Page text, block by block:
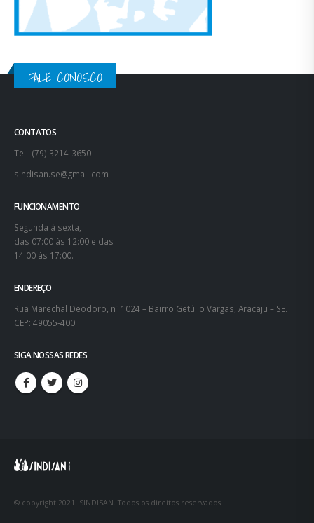
FALE CONOSCO
CONTATOS
Tel.: (79) 3214-3650
sindisan.se@gmail.com
FUNCIONAMENTO
Segunda à sexta,
das 07:00 às 12:00 e das
14:00 às 17:00.
ENDEREÇO
Rua Marechal Deodoro, nº 1024 – Bairro Getúlio Vargas, Aracaju – SE.
CEP: 49055-400
SIGA NOSSAS REDES
© copyright 2021. SINDISAN. Todos os direitos reservados